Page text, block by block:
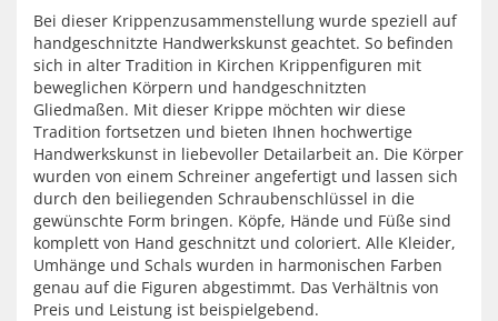
Bei dieser Krippenzusammenstellung wurde speziell auf
handgeschnitzte Handwerkskunst geachtet. So befinden
sich in alter Tradition in Kirchen Krippenfiguren mit
beweglichen Körpern und handgeschnitzten
Gliedmaßen. Mit dieser Krippe möchten wir diese
Tradition fortsetzen und bieten Ihnen hochwertige
Handwerkskunst in liebevoller Detailarbeit an. Die Körper
wurden von einem Schreiner angefertigt und lassen sich
durch den beiliegenden Schraubenschlüssel in die
gewünschte Form bringen. Köpfe, Hände und Füße sind
komplett von Hand geschnitzt und coloriert. Alle Kleider,
Umhänge und Schals wurden in harmonischen Farben
genau auf die Figuren abgestimmt. Das Verhältnis von
Preis und Leistung ist beispielgebend.